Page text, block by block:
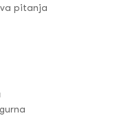
pitanja